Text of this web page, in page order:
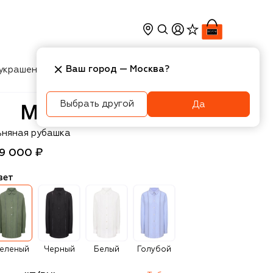
Косметика Интерьер
рубашка
000 ₽
Черный Белый Голубой
Ваш город — Москва?
Выбрать другой Да